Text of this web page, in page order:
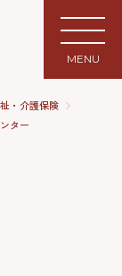
MENU
・介護保険
ター